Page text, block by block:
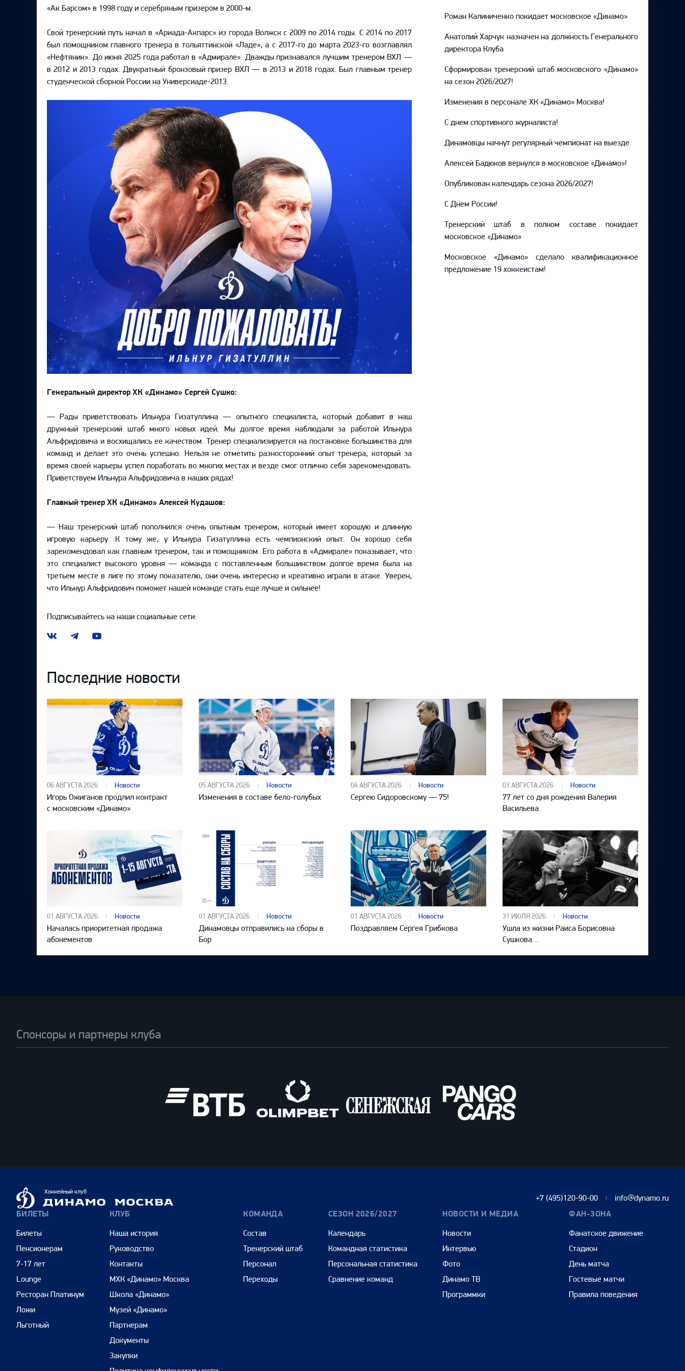
Локомотив
Шанхайские Драконы Сибирь
«Ак Барсом» в 1998 году и серебряным призером в 2000-м.
Свой тренерский путь начал в «Ариада-Акпарс» из города Волжск с 2009 по 2014 годы. С 2014 по 2017
был помощником главного тренера в тольяттинской «Ладе», а с 2017-го до марта 2023-го возглавлял
«Нефтяник». До июня 2025 года работал в «Адмирале». Дважды признавался лучшим тренером ВХЛ —
в 2012 и 2013 годах. Двукратный бронзовый призер ВХЛ — в 2013 и 2018 годах. Был главным тренер
студенческой сборной России на Универсиаде-2013.
Генеральный директор ХК «Динамо» Сергей Сушко:
— Рады приветствовать Ильнура Гизатуллина — опытного специалиста, который добавит в наш
дружный тренерский штаб много новых идей. Мы долгое время наблюдали за работой Ильнура
Альфридовича и восхищались ее качеством. Тренер специализируется на постановке большинства для
команд и делает это очень успешно. Нельзя не отметить разносторонний опыт тренера, который за
время своей карьеры успел поработать во многих местах и везде смог отлично себя зарекомендовать.
Приветствуем Ильнура Альфридовича в наших рядах!
Главный тренер ХК «Динамо» Алексей Кудашов:
— Наш тренерский штаб пополнился очень опытным тренером, который имеет хорошую и длинную
игровую карьеру. К тому же, у Ильнура Гизатуллина есть чемпионский опыт. Он хорошо себя
зарекомендовал как главным тренером, так и помощником. Его работа в «Адмирале» показывает, что
это специалист высокого уровня — команда с поставленным большинством долгое время была на
третьем месте в лиге по этому показателю, они очень интересно и креативно играли в атаке. Уверен,
что Ильнур Альфридович поможет нашей команде стать еще лучше и сильнее!
Подписывайтесь на наши социальные сети:
Наша
Наш
Наш
Роман Калиниченко покидает московское «Динамо»
Анатолий Харчук назначен на должность Генерального
директора Клуба
Сформирован тренерский штаб московского «Динамо»
на сезон 2026/2027!
Изменения в персонале ХК «Динамо» Москва!
С днем спортивного журналиста!
Динамовцы начнут регулярный чемпионат на выезде
Алексей Бадюков вернулся в московское «Динамо»!
Опубликован календарь сезона 2026/2027!
С Днем России!
Тренерский штаб в полном составе покидает
московское «Динамо»
Московское «Динамо» сделало квалификационное
предложение 19 хоккеистам!
Последние новости
06 АВГУСТА 2026 Новости
Игорь Ожиганов продлил контракт
с московским «Динамо»
05 АВГУСТА 2026 Новости
Изменения в составе бело-голубых
04 АВГУСТА 2026 Новости
Сергею Сидоровскому — 75!
03 АВГУСТА 2026 Новости
77 лет со дня рождения Валерия
Васильева
01 АВГУСТА 2026 Новости
Началась приоритетная продажа
абонементов
01 АВГУСТА 2026 Новости
Динамовцы отправились на сборы в
Бор
01 АВГУСТА 2026 Новости
Поздравляем Сергея Грибкова
31 ИЮЛЯ 2026 Новости
Ушла из жизни Раиса Борисовна
Сушкова…
Спонсоры и партнеры клуба
Динамо
Москва
Хоккейный клуб
+7 (495)120-90-00 info@dynamo.ru
БИЛЕТЫ
Билеты
Пенсионерам
7-17 лет
Lounge
Ресторан Платинум
Ложи
Льготный
КЛУБ
Наша история
Руководство
Контакты
МХК «Динамо» Москва
Школа «Динамо»
Музей «Динамо»
Партнерам
Документы
Закупки
КОМАНДА
Состав
Тренерский штаб
Персонал
Переходы
СЕЗОН 2026/2027
Календарь
Командная статистика
Персональная статистика
Сравнение команд
НОВОСТИ И МЕДИА
Новости
Интервью
Фото
Динамо ТВ
Программки
ФАН-ЗОНА
Фанатское движение
Стадион
День матча
Гостевые матчи
Правила поведения